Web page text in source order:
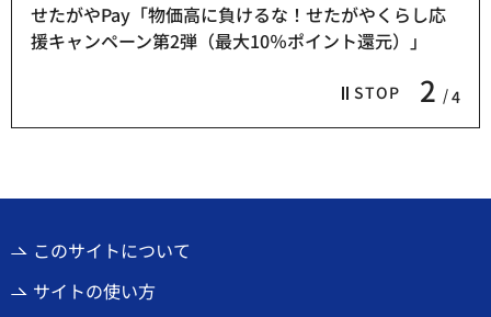
STOP 2 4
せたがやPay「物価高に負けるな！せたがやくらし応
援キャンペーン第2弾（最大10％ポイント還元）」
このサイトについて
サイトの使い方